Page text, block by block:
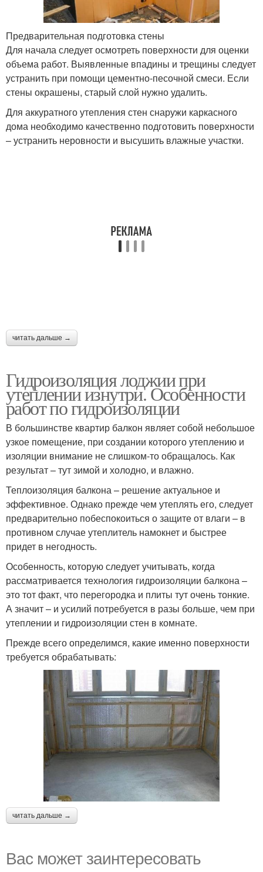
Предварительная подготовка стены
Для начала следует осмотреть поверхности для оценки
объема работ. Выявленные впадины и трещины следует
устранить при помощи цементно-песочной смеси. Если
стены окрашены, старый слой нужно удалить.
Для аккуратного утепления стен снаружи каркасного
дома необходимо качественно подготовить поверхности
– устранить неровности и высушить влажные участки.
читать дальше →
Гидроизоляция лоджии при
утеплении изнутри. Особенности
работ по гидроизоляции
В большинстве квартир балкон являет собой небольшое
узкое помещение, при создании которого утеплению и
изоляции внимание не слишком-то обращалось. Как
результат – тут зимой и холодно, и влажно.
Теплоизоляция балкона – решение актуальное и
эффективное. Однако прежде чем утеплять его, следует
предварительно побеспокоиться о защите от влаги – в
противном случае утеплитель намокнет и быстрее
придет в негодность.
Особенность, которую следует учитывать, когда
рассматривается технология гидроизоляции балкона –
это тот факт, что перегородка и плиты тут очень тонкие.
А значит – и усилий потребуется в разы больше, чем при
утеплении и гидроизоляции стен в комнате.
Прежде всего определимся, какие именно поверхности
требуется обрабатывать:
читать дальше →
Вас может заинтересовать